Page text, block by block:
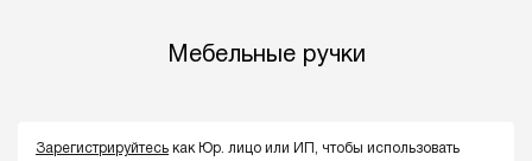
Мебельные ручки
Зарегистрируйтесь как Юр. лицо или ИП, чтобы использовать